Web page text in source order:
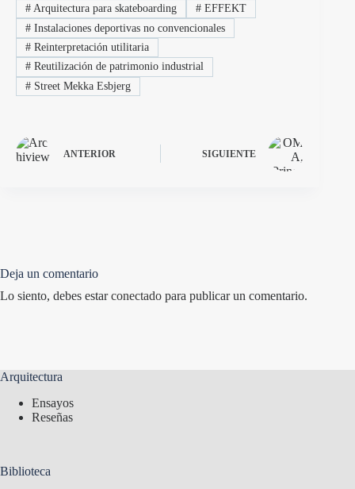
#Arquitectura para skateboarding #EFFEKT
#Instalaciones deportivas no convencionales
#Reinterpretación utilitaria
#Reutilización de patrimonio industrial
#Street Mekka Esbjerg
ANTERIOR SIGUIENTE
Deja un comentario
Lo siento, debes estarconectado para publicar un comentario.
Arquitectura
Ensayos
Reseñas
Biblioteca